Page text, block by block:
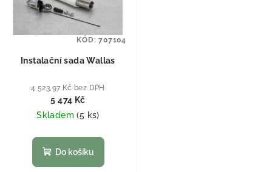
Instalační sada Wallas
4 523,97 Kč bez DPH
5 474 Kč
Skladem(5 ks)
Do košíku
KÓD:707104